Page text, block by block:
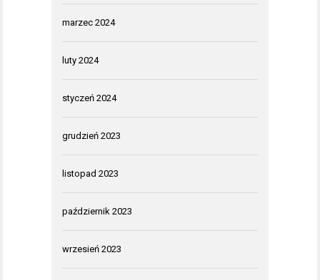
marzec 2024
luty 2024
styczeń 2024
grudzień 2023
listopad 2023
październik 2023
wrzesień 2023